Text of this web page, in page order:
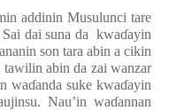
addinin Musulunci tare
dai suna da kwaɗayin
son tara abin a cikin
abin da zai wanzar
waɗanda suke kwaɗayin
Nau’in waɗannan